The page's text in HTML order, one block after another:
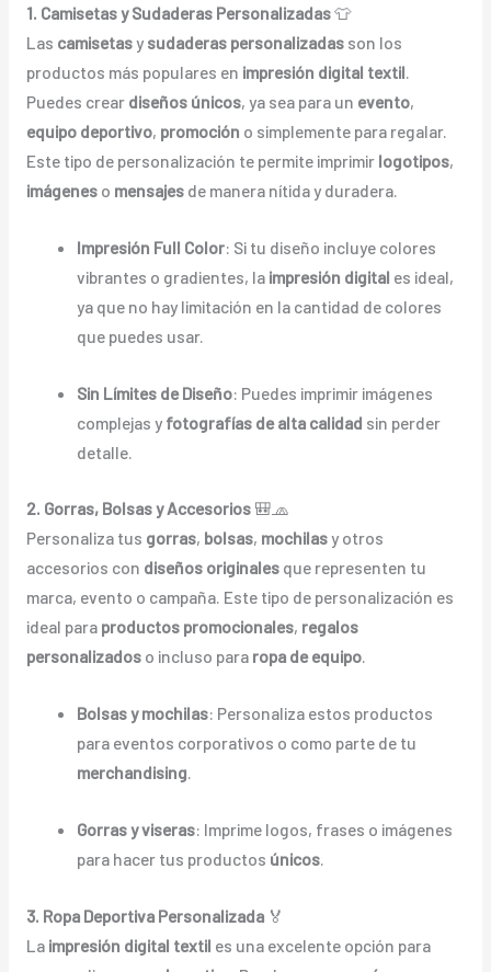
1. Camisetas y Sudaderas Personalizadas👕
Las camisetasy sudaderas personalizadasson los
productos más populares en impresión digital textil.
Puedes crear diseños únicos, ya sea para un evento,
equipo deportivo, promoción o simplemente para regalar.
Este tipo de personalización te permite imprimir logotipos,
imágeneso mensajesde manera nítida y duradera.
Impresión Full Color: Si tu diseño incluye colores
vibrantes o gradientes, la impresión digital es ideal,
ya que no hay limitación en la cantidad de colores
que puedes usar.
Sin Límites de Diseño: Puedes imprimir imágenes
complejas y fotografías de alta calidad sin perder
detalle.
2. Gorras, Bolsas y Accesorios🎒🧢
Personaliza tus gorras, bolsas, mochilasy otros
accesorios con diseños originalesque representen tu
marca, evento o campaña. Este tipo de personalización es
ideal para productos promocionales, regalos
personalizadoso incluso para ropa de equipo.
Bolsas y mochilas: Personaliza estos productos
para eventos corporativos o como parte de tu
merchandising.
Gorras y viseras: Imprime logos, frases o imágenes
para hacer tus productos únicos.
3. Ropa Deportiva Personalizada🏅
La impresión digital textil es una excelente opción para